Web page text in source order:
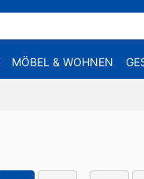
MÖBEL & WOHNEN